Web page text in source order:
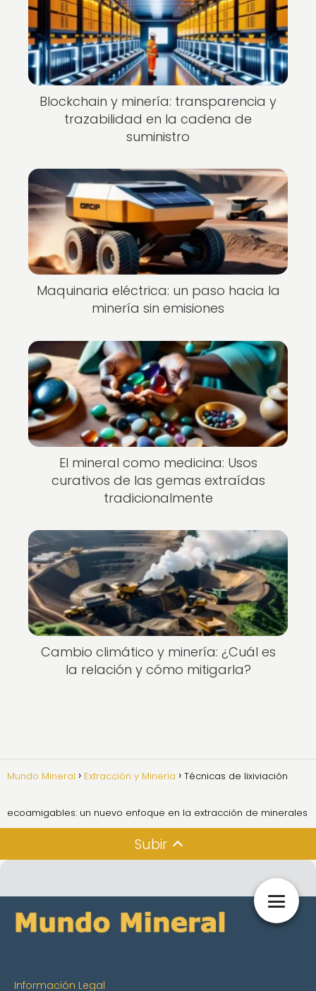
Blockchain y minería: transparencia y
trazabilidad en la cadena de
suministro
Maquinaria eléctrica: un paso hacia la
minería sin emisiones
El mineral como medicina: Usos
curativos de las gemas extraídas
tradicionalmente
Cambio climático y minería: ¿Cuál es
la relación y cómo mitigarla?
Mundo Mineral Extracción y Minería Técnicas de lixiviación
ecoamigables: un nuevo enfoque en la extracción de minerales
Subir
Información Legal